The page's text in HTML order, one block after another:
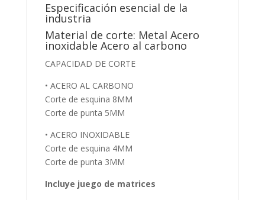
Especificación esencial de la
industria
Material de corte: Metal Acero
inoxidable Acero al carbono
CAPACIDAD DE CORTE
• ACERO AL CARBONO
Corte de esquina 8MM
Corte de punta 5MM
• ACERO INOXIDABLE
Corte de esquina 4MM
Corte de punta 3MM
Incluye juego de matrices